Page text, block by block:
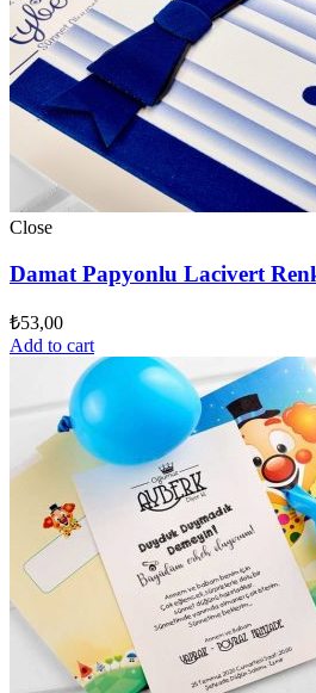
Close
Damat Papyonlu Lacivert
₺53,00
Add to cart